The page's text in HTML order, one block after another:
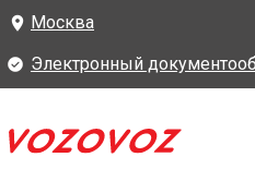
Москва
Электронный